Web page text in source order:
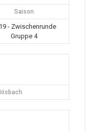
Saison
- Zwischenrunde
Gruppe 4